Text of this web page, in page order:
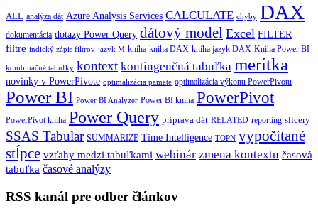
ALL analýza dát Azure Analysis Services CALCULATE chyby DAX
dokumentácia dotazy Power Query dátový model Excel FILTER
filtre indický zápis filtrov jazyk M kniha kniha DAX kniha jazyk DAX Kniha Power BI
kombinačné tabuľky kontext kontingenčná tabuľka merítka
novinky v PowerPivote optimalizácia pamäte optimalizácia výkonu PowerPivotu
Power BI Power BI Analyzer Power BI kniha PowerPivot
PowerPivot kniha Power Query príprava dát RELATED reportíng slicery
SSAS Tabular SUMMARIZE Time Intelligence TOPN vypočítané
stĺpce vzťahy medzi tabuľkami webinár zmena kontextu časová
tabuľka časové analýzy
RSS kanál pre odber článkov